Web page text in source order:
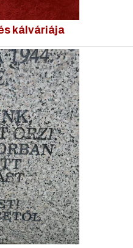
kálváriája